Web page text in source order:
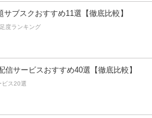
サブスクおすすめ11選【徹底比較】
度ランキング
信サービスおすすめ40選【徹底比較】
ビス20選